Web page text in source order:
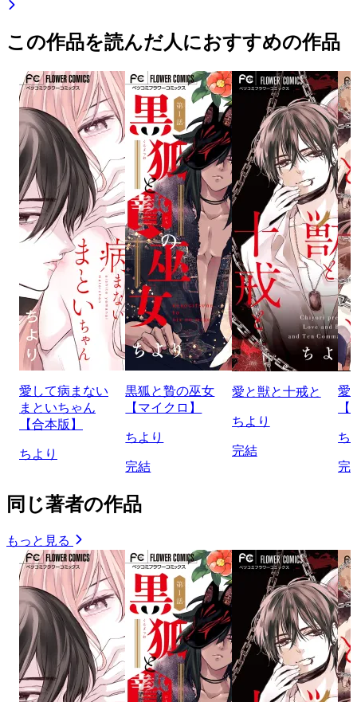
この作品を読んだ人におすすめの作品
愛して病まない
まといちゃん
【合本版】
ちより
黒狐と贄の巫女
【マイクロ】
ちより
完結
愛と獣と十戒と
ちより
完結
愛
ち
完
同じ著者の作品
もっと見る